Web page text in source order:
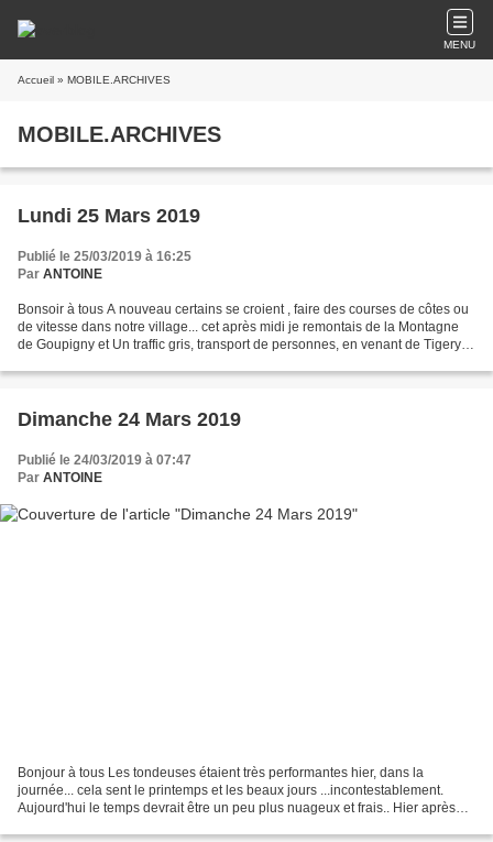
MENU
Accueil » MOBILE.ARCHIVES
MOBILE.ARCHIVES
Lundi 25 Mars 2019
Publié le 25/03/2019 à 16:25
Par ANTOINE
Bonsoir à tous A nouveau certains se croient , faire des courses de côtes ou
de vitesse dans notre village... cet après midi je remontais de la Montagne
de Goupigny et Un traffic gris, transport de personnes, en venant de Tigery, a
Dimanche 24 Mars 2019
Publié le 24/03/2019 à 07:47
Par ANTOINE
Bonjour à tous Les tondeuses étaient très performantes hier, dans la
journée... cela sent le printemps et les beaux jours ...incontestablement.
Aujourd'hui le temps devrait être un peu plus nuageux et frais.. Hier après